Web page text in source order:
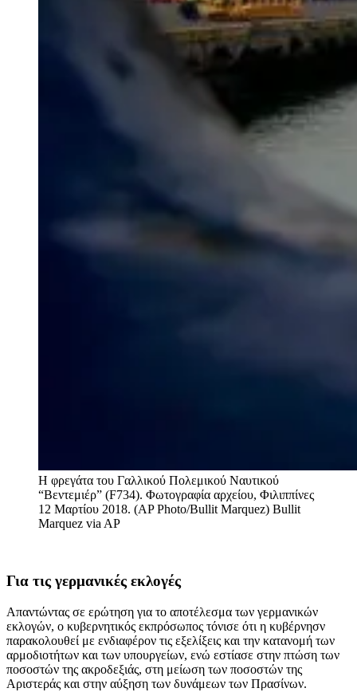
Η φρεγάτα του Γαλλικού Πολεμικού Ναυτικού
“Βεντεμιέρ” (F734). Φωτογραφία αρχείου, Φιλιππίνες
12 Μαρτίου 2018. (AP Photo/Bullit Marquez) Bullit
Marquez via AP
Για τις γερμανικές εκλογές
Απαντώντας σε ερώτηση για το αποτέλεσμα των γερμανικών
εκλογών, ο κυβερνητικός εκπρόσωπος τόνισε ότι η κυβέρνησν
παρακολουθεί με ενδιαφέρον τις εξελίξεις και την κατανομή των
αρμοδιοτήτων και των υπουργείων, ενώ εστίασε στην πτώση των
ποσοστών της ακροδεξιάς, στη μείωση των ποσοστών της
Αριστεράς και στην αύξηση των δυνάμεων των Πρασίνων.